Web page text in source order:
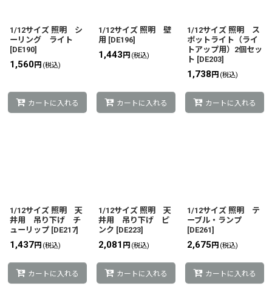
1/12サイズ 照明 シ
ーリング ライト
[DE190]
1,560円 (税込)
カートに入れる
1/12サイズ 照明 壁
用 [DE196]
1,443 円 (税込)
カートに入れる
1/12サイズ 照明 ス
ポットライト（ライ
トアップ用）2個セッ
ト [DE203]
1,738 円 (税込)
カートに入れる
1/12サイズ 照明 天
井用 吊り下げ チ
ューリップ [DE217]
1,437円 (税込)
カートに入れる
1/12サイズ 照明 天
井用 吊り下げ ピ
ンク [DE223]
2,081 円 (税込)
カートに入れる
1/12サイズ 照明 テ
ーブル・ランプ
[DE261]
2,675 円 (税込)
カートに入れる